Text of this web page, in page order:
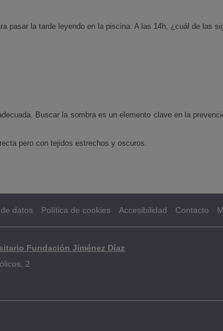
pasar la tarde leyendo en la piscina. A las 14h, ¿cuál de las
Buscar la sombra es un elemento clave en la
pero con tejidos estrechos y oscuros.
datos Política de cookies Accesibilidad Contacto
Fundación Jiménez Díaz
2